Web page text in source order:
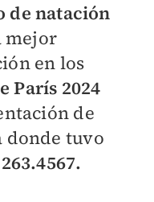
de natación
mejor
en los
París 2024
de
donde tuvo
263.4567.